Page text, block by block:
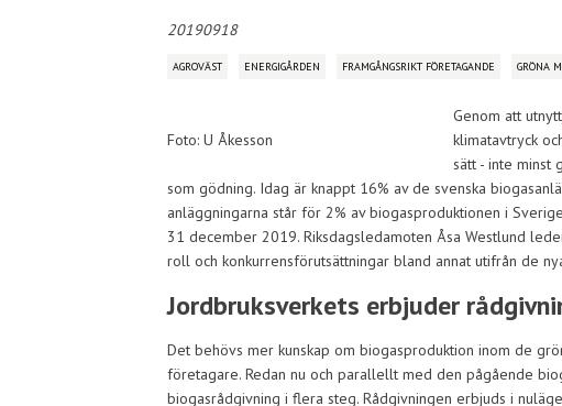
20190918
AGROVÄST ENERGIGÅRDEN FRAMGÅNGSRIKT FÖRETAGANDE GRÖNA
Foto: U Åkesson
Genom att
klimatavtryck
sätt - inte minst
som gödning. Idag är knappt 16% av de svenska
anläggningarna står för 2% av biogasproduktionen i
31 december 2019. Riksdagsledamoten Åsa Westlund
roll och konkurrensförutsättningar bland annat utifrån de
Jordbruksverkets erbjuder
Det behövs mer kunskap om biogasproduktion inom de
företagare. Redan nu och parallellt med den pågående
biogasrådgivning i flera steg. Rådgivningen erbjuds i